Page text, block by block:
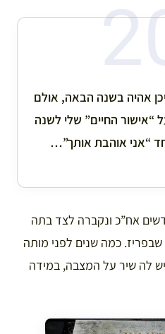
אהיה בשנה הבאה, אולם
“אישור החיים” שלי לשנה
“אני אוהבת אותך”…
אח”כ ונקברה לצד בתה
כמה שנים לפני מותה
לה שיר על המצבה, במידה